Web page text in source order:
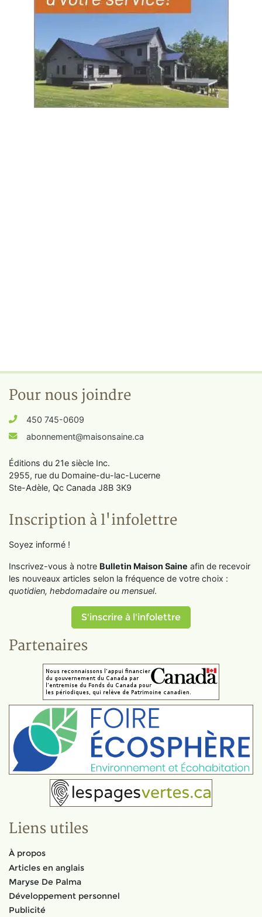
Pour nous joindre
450 745-0609
abonnement@maisonsaine.ca
Éditions du 21e siècle Inc.
2955, rue du Domaine-du-lac-Lucerne
Ste-Adèle, Qc Canada J8B 3K9
Inscription à l'infolettre
Soyez informé !
Inscrivez-vous à notre Bulletin Maison Saine afin de recevoir
les nouveaux articles selon la fréquence de votre choix :
quotidien, hebdomadaire ou mensuel.
S'inscrire à l'infolettre
Partenaires
Liens utiles
À propos
Articles en anglais
Maryse De Palma
Développement personnel
Publicité